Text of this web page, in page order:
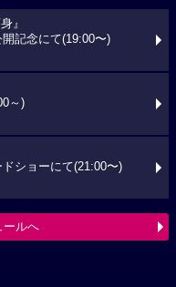
』
記念にて(19:00〜)
～)
ショーにて(21:00〜)
ールへ